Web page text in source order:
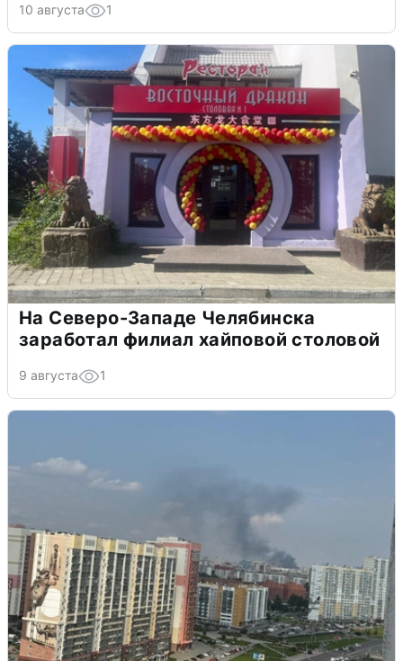
10 августа 1
На Северо-Западе Челябинска
заработал филиал хайповой столовой
9 августа 1